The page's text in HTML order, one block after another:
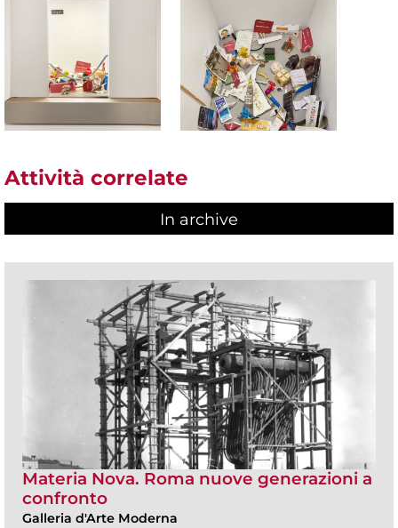
Attività correlate
In archive
Materia Nova. Roma nuove generazioni a
confronto
Galleria d'Arte Moderna